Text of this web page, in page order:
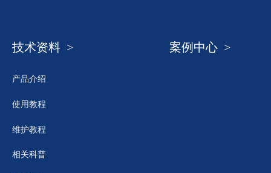
技术资料 >
产品介绍
使用教程
维护教程
相关科普
案例中心 >